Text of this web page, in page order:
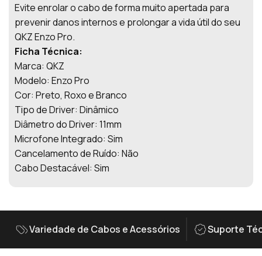
Evite enrolar o cabo de forma muito apertada para
prevenir danos internos e prolongar a vida útil do seu
QKZ Enzo Pro.
Ficha Técnica:
Marca: QKZ
Modelo: Enzo Pro
Cor: Preto, Roxo e Branco
Tipo de Driver: Dinâmico
Diâmetro do Driver: 11mm
Microfone Integrado: Sim
Cancelamento de Ruído: Não
Cabo Destacável: Sim
Variedade de Cabos e Acessórios Suporte